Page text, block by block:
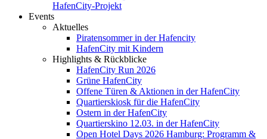
HafenCity-Projekt
Events
Aktuelles
Piratensommer in der Hafencity
HafenCity mit Kindern
Highlights & Rückblicke
HafenCity Run 2026
Grüne HafenCity
Offene Türen & Aktionen in der HafenCity
Quartierskiosk für die HafenCity
Ostern in der HafenCity
Quartierskino 12.03. in der HafenCity
Open Hotel Days 2026 Hamburg: Programm &